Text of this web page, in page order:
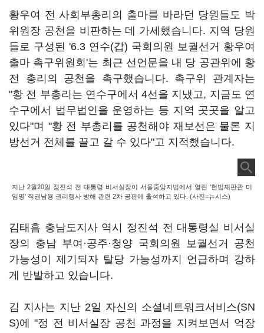
황우여 전 사회부총리의 출마를 바라던 당원들도 박
위원장 공천을 비판하는 데 가세했습니다. 지역 당원
들로 구성된 '6.3 연수(갑) 국회의원 보궐선거 황우여
출마 촉구위원회'는 최근 선언문을 내 당 공관위에 황
전 총리의 공천을 촉구했습니다. 촉구위 관계자는
"황 전 부총리는 연수구에서 4선을 지냈고, 지금도 연
수구에서 법무법인을 운영하는 등 지역 곳곳을 알고
있다"며 "황 전 부총리를 공천해야 재보선은 물론 지
방선거 전체를 끌고 갈 수 있다"고 지적했습니다.
지난 2월20일 정진석 전 대통령 비서실장이 서울중앙지법에서 열린 '헌법재판관 미
임명' 직권남용 권리행사 방해 관련 2차 공판에 출석하고 있다. (사진=뉴시스)
김태흠 충남도지사 역시 정진석 전 대통령실 비서실
장의 충남 부여·공주·청양 국회의원 보궐선거 공천
가능성이 제기되자 탈당 가능성까지 언급하며 강하
게 반발하고 있습니다.
김 지사는 지난 2일 자신의 소셜네트워크서비스(SN
S)에 "정 전 비서실장 공천 과정을 지켜보면서 억장